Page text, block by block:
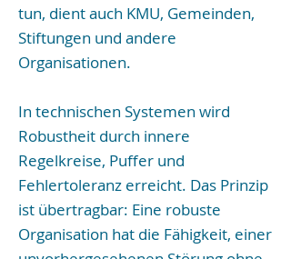
tun, dient auch KMU, Gemeinden,
Stiftungen und andere
Organisationen.
In technischen Systemen wird
Robustheit durch innere
Regelkreise, Puffer und
Fehlertoleranz erreicht. Das Prinzip
ist übertragbar: Eine robuste
Organisation hat die Fähigkeit, einer